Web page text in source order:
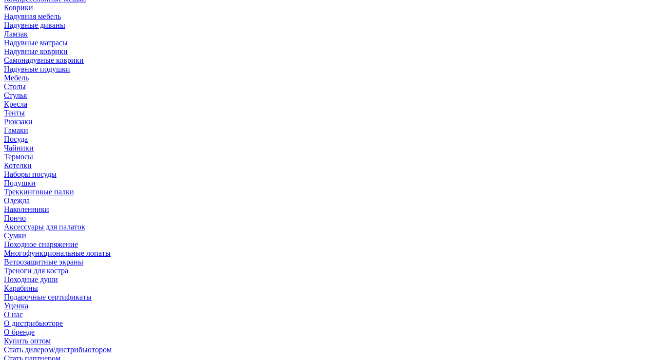
Коврики
Надувная мебель
Надувные диваны
Ламзак
Надувные матрасы
Надувные коврики
Самонадувные коврики
Надувные подушки
Мебель
Столы
Стулья
Кресла
Тенты
Рюкзаки
Гамаки
Посуда
Чайники
Термосы
Котелки
Наборы посуды
Подушки
Треккинговые палки
Одежда
Наколенники
Пончо
Аксессуары для палаток
Сумки
Походное снаряжение
Многофункциональные лопаты
Ветрозащитные экраны
Треноги для костра
Походные души
Карабины
Подарочные сертификаты
Уценка
О нас
О дистрибьюторе
О бренде
Купить оптом
Стать дилером/дистрибьютором
Стать партнером